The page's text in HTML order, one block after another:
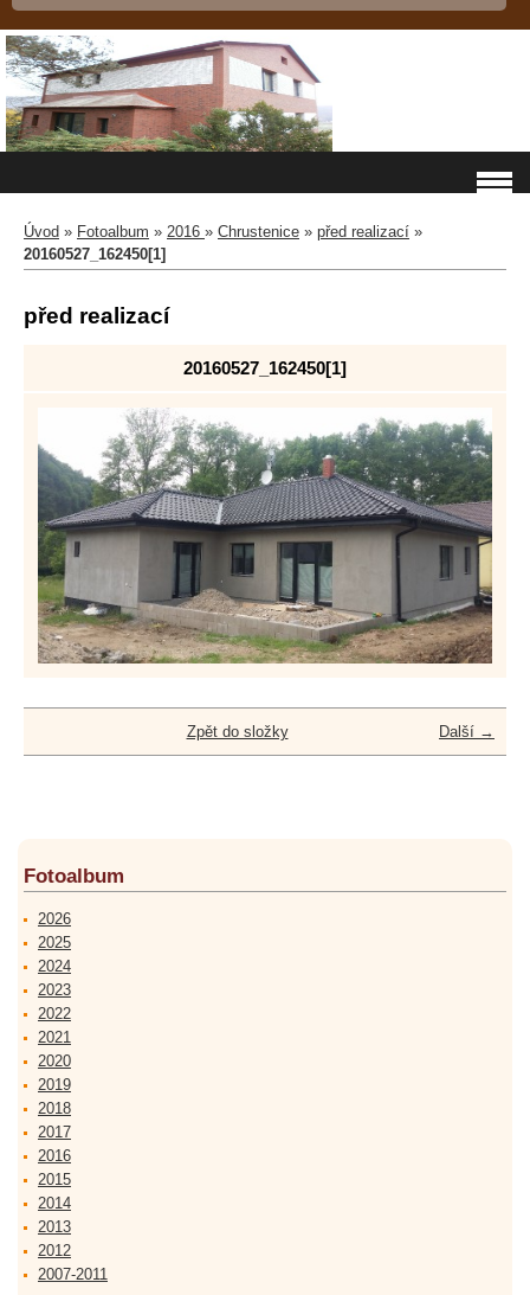
Úvod » Fotoalbum » 2016 » Chrustenice » před realizací »
20160527_162450[1]
před realizací
20160527_162450[1]
Další →
Zpět do složky
Fotoalbum
2026
2025
2024
2023
2022
2021
2020
2019
2018
2017
2016
2015
2014
2013
2012
2007-2011